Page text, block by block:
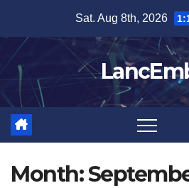
content
Sat. Aug 8th, 2026
Month: